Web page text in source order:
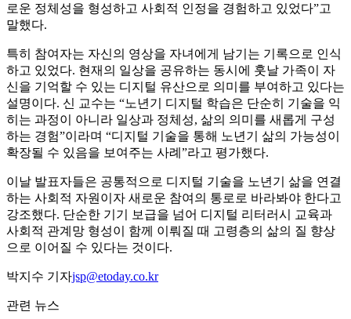
로운 정체성을 형성하고 사회적 인정을 경험하고 있었다”고
말했다.
특히 참여자는 자신의 영상을 자녀에게 남기는 기록으로 인식
하고 있었다. 현재의 일상을 공유하는 동시에 훗날 가족이 자
신을 기억할 수 있는 디지털 유산으로 의미를 부여하고 있다는
설명이다. 신 교수는 “노년기 디지털 학습은 단순히 기술을 익
히는 과정이 아니라 일상과 정체성, 삶의 의미를 새롭게 구성
하는 경험”이라며 “디지털 기술을 통해 노년기 삶의 가능성이
확장될 수 있음을 보여주는 사례”라고 평가했다.
이날 발표자들은 공통적으로 디지털 기술을 노년기 삶을 연결
하는 사회적 자원이자 새로운 참여의 통로로 바라봐야 한다고
강조했다. 단순한 기기 보급을 넘어 디지털 리터러시 교육과
사회적 관계망 형성이 함께 이뤄질 때 고령층의 삶의 질 향상
으로 이어질 수 있다는 것이다.
박지수 기자jsp@etoday.co.kr
관련 뉴스